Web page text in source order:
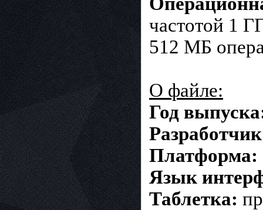
частотой 1
512 МБ
О файле:
Год
Платформа:
Язык
Таблетка: